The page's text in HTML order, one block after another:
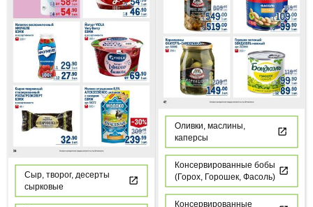
Оливки, маслины,
каперсы
Консервированные бобы
(Горох, Горошек, Фасоль)
Консервированные
Сыр, творог, десерты
сырковые